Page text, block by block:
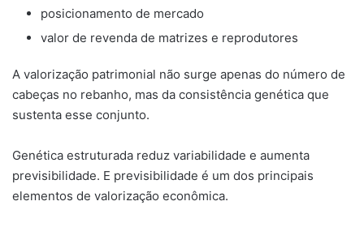
posicionamento de mercado
valor de revenda de matrizes e reprodutores
A valorização patrimonial não surge apenas do número de
cabeças no rebanho, mas da consistência genética que
sustenta esse conjunto.
Genética estruturada reduz variabilidade e aumenta
previsibilidade. E previsibilidade é um dos principais
elementos de valorização econômica.